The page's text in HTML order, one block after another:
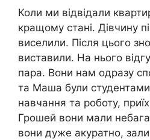
Коли ми відвідали
кращому стані. Дівчину
виселили. Після цього
виставили. На нього
пара. Вони нам одразу
та Маша були
навчання та роботу,
Грошей вони мали
вони дуже акуратно,